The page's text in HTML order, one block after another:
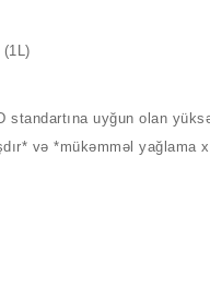
standartına uyğun olan
və *mükəmməl yağlama